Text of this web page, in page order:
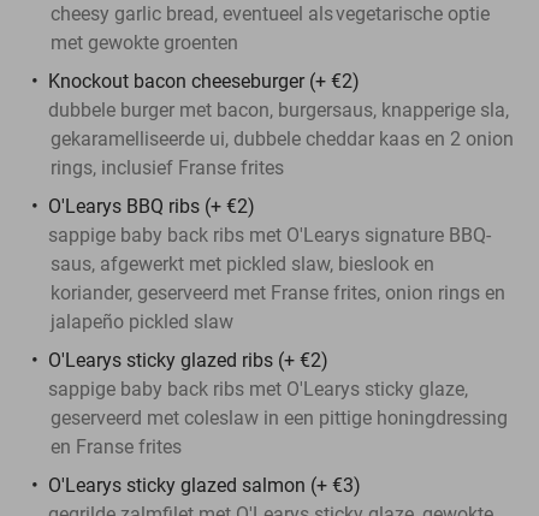
cheesy garlic bread, eventueel alsvegetarische optie
met gewokte groenten
Knockout bacon cheeseburger (+ €2)
dubbele burger met bacon, burgersaus, knapperige sla,
gekaramelliseerde ui, dubbele cheddar kaas en 2 onion
rings, inclusief Franse frites
O'Learys BBQ ribs (+ €2)
sappige baby back ribs met O'Learys signature BBQ-
saus, afgewerkt met pickled slaw, bieslook en
koriander, geserveerd met Franse frites, onion rings en
jalapeño pickled slaw
O'Learys sticky glazed ribs (+ €2)
sappige baby back ribs met O'Learys sticky glaze,
geserveerd met coleslaw in een pittige honingdressing
en Franse frites
O'Learys sticky glazed salmon (+ €3)